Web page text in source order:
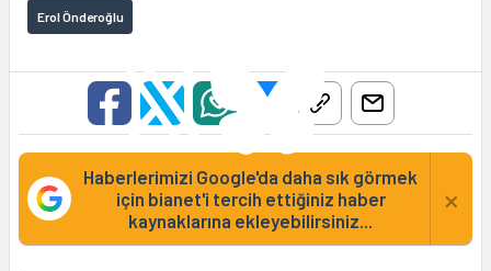
Erol Önderoğlu
Haberlerimizi Google'da daha sık görmek
için bianet'i tercih ettiğiniz haber
kaynaklarına ekleyebilirsiniz...
×